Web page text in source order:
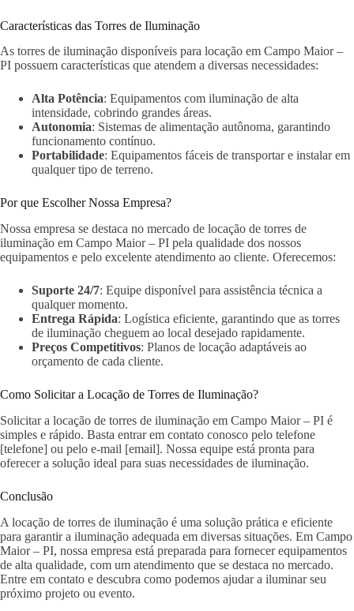
Características das Torres de Iluminação
As torres de iluminação disponíveis para locação em Campo Maior –
PI possuem características que atendem a diversas necessidades:
Alta Potência: Equipamentos com iluminação de alta
intensidade, cobrindo grandes áreas.
Autonomia: Sistemas de alimentação autônoma, garantindo
funcionamento contínuo.
Portabilidade: Equipamentos fáceis de transportar e instalar em
qualquer tipo de terreno.
Por que Escolher Nossa Empresa?
Nossa empresa se destaca no mercado de locação de torres de
iluminação em Campo Maior – PI pela qualidade dos nossos
equipamentos e pelo excelente atendimento ao cliente. Oferecemos:
Suporte 24/7: Equipe disponível para assistência técnica a
qualquer momento.
Entrega Rápida: Logística eficiente, garantindo que as torres
de iluminação cheguem ao local desejado rapidamente.
Preços Competitivos: Planos de locação adaptáveis ao
orçamento de cada cliente.
Como Solicitar a Locação de Torres de Iluminação?
Solicitar a locação de torres de iluminação em Campo Maior – PI é
simples e rápido. Basta entrar em contato conosco pelo telefone
[telefone] ou pelo e-mail [email]. Nossa equipe está pronta para
oferecer a solução ideal para suas necessidades de iluminação.
Conclusão
A locação de torres de iluminação é uma solução prática e eficiente
para garantir a iluminação adequada em diversas situações. Em Campo
Maior – PI, nossa empresa está preparada para fornecer equipamentos
de alta qualidade, com um atendimento que se destaca no mercado.
Entre em contato e descubra como podemos ajudar a iluminar seu
próximo projeto ou evento.